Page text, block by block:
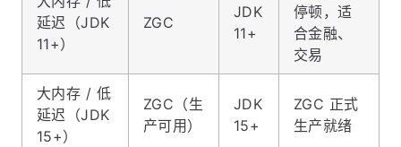
延迟（JDK
11+）
ZGC
JDK
11+
停顿，适
合金融、
交易
大内存 / 低
延迟（JDK
15+）
ZGC（生
产可用）
JDK
15+
ZGC 正式
生产就绪